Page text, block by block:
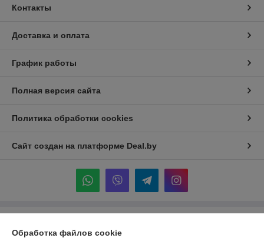
Контакты
Доставка и оплата
График работы
Полная версия сайта
Политика обработки cookies
Сайт создан на платформе Deal.by
Обработка файлов cookie